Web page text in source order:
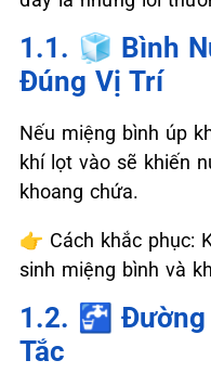
1.1. 🧊 Bình
Đúng Vị Trí
Nếu miệng bình úp
khí lọt vào sẽ khiến
khoang chứa.
👉 Cách khắc phục:
sinh miệng bình và
1.2. 🚰 Đường
Tắc